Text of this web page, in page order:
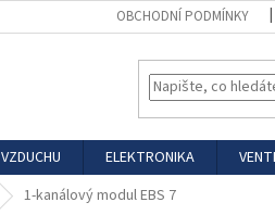
OBCHODNÍ PODMÍNKY
ELEKTRONIKA
1-kanálový modul EBS 7